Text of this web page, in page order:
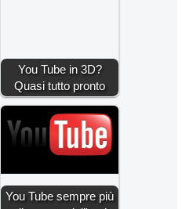
You Tube in 3D?
Quasi tutto pronto
You Tube sempre più